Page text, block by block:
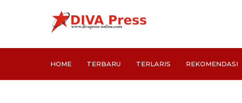
HOME TERBARU TERLARIS REKOMENDASI